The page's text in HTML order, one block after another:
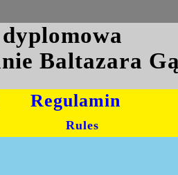
Baltazara
Regulamin
Rules